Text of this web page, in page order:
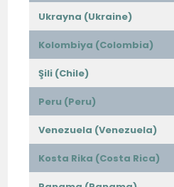
Ukrayna (Ukraine)
Kolombiya (Colombia)
Şili (Chile)
Peru (Peru)
Venezuela (Venezuela)
Kosta Rika (Costa Rica)